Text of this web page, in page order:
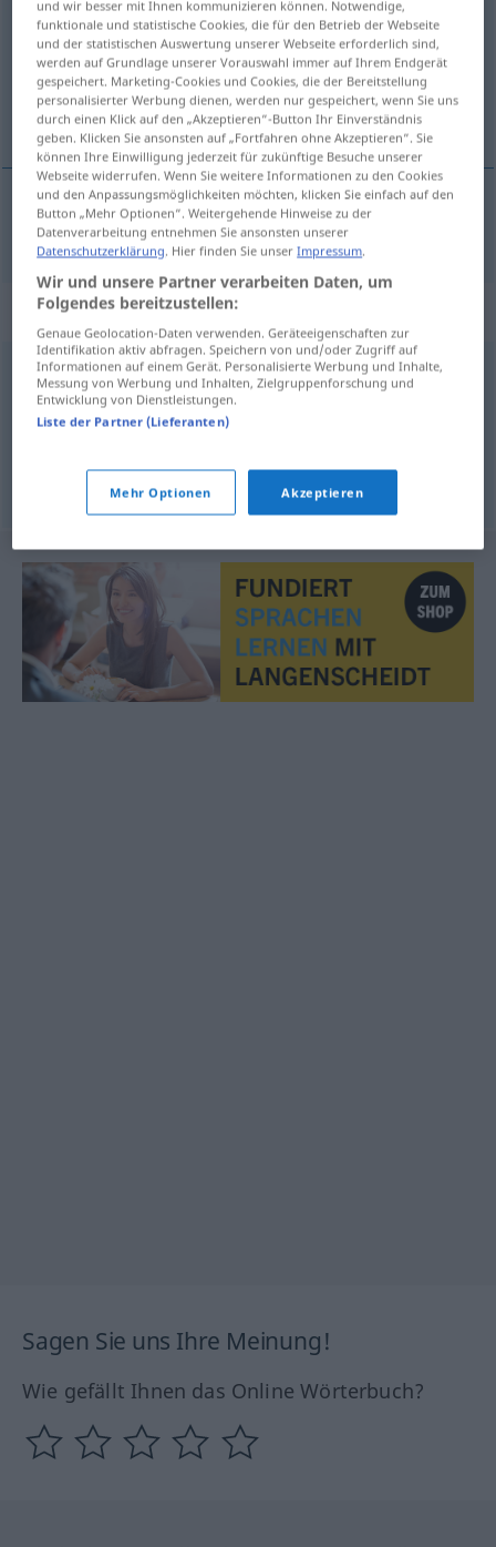
Übersicht aller Übersetzungen
(Für mehr Details die Übersetzung anklicken/antippen)
egzekutiva, izvršna vlast
egzekutiva, izvršnavlast Exekutive POL
Synonyme für "Exekutive"
Obrigkeit,Regierung,Staatsgewalt,Verwaltung
© OpenThesaurus.de
Sagen Sie uns Ihre Meinung!
Wie gefällt Ihnen das Online Wörterbuch?
und wir besser mit Ihnen kommunizieren können. Notwendige,
funktionale und statistische Cookies, die für den Betrieb der Webseite
und der statistischen Auswertung unserer Webseite erforderlich sind,
werden auf Grundlage unserer Vorauswahl immer auf Ihrem Endgerät
gespeichert. Marketing-Cookies und Cookies, die der Bereitstellung
personalisierter Werbung dienen, werden nur gespeichert, wenn Sie uns
durch einen Klick auf den „Akzeptieren“-Button Ihr Einverständnis
geben. Klicken Sie ansonsten auf „Fortfahren ohne Akzeptieren“. Sie
können Ihre Einwilligung jederzeit für zukünftige Besuche unserer
Webseite widerrufen. Wenn Sie weitere Informationen zu den Cookies
und den Anpassungsmöglichkeiten möchten, klicken Sie einfach auf den
Button „Mehr Optionen“. Weitergehende Hinweise zu der
Datenverarbeitung entnehmen Sie ansonsten unserer
Datenschutzerklärung. Hier finden Sie unserImpressum.
Wir und unsere Partner verarbeiten Daten, um
Folgendes bereitzustellen:
Genaue Geolocation-Daten verwenden. Geräteeigenschaften zur
Identifikation aktiv abfragen. Speichern von und/oder Zugriff auf
Informationen auf einem Gerät. Personalisierte Werbung und Inhalte,
Messung von Werbung und Inhalten, Zielgruppenforschung und
Entwicklung von Dienstleistungen.
Liste der Partner (Lieferanten)
Mehr Optionen Akzeptieren